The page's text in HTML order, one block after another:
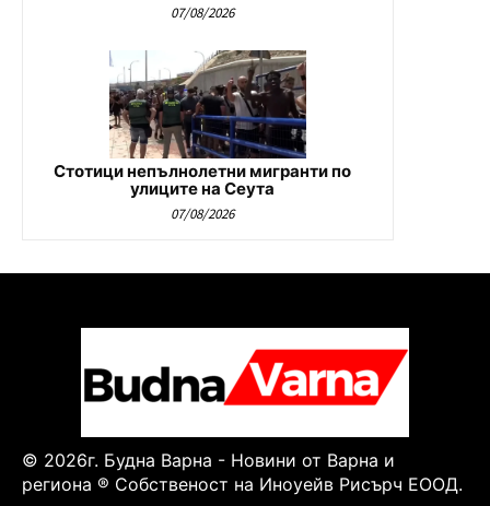
07/08/2026
Стотици непълнолетни мигранти по
улиците на Сеута
07/08/2026
© 2026г. Будна Варна - Новини от Варна и
региона ® Собственост на Иноуейв Рисърч ЕООД.